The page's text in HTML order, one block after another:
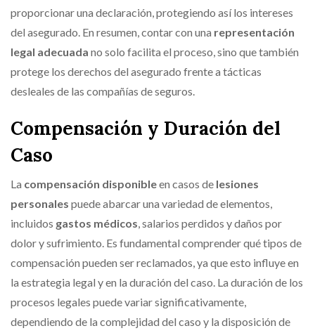
proporcionar una declaración, protegiendo así los intereses
del asegurado. En resumen, contar con una representación
legal adecuada no solo facilita el proceso, sino que también
protege los derechos del asegurado frente a tácticas
desleales de las compañías de seguros.
Compensación y Duración del
Caso
La compensación disponibleen casos de lesiones
personales puede abarcar una variedad de elementos,
incluidos gastos médicos , salarios perdidos y daños por
dolor y sufrimiento. Es fundamental comprender qué tipos de
compensación pueden ser reclamados, ya que esto influye en
la estrategia legal y en la duración del caso. La duración de los
procesos legales puede variar significativamente,
dependiendo de la complejidad del caso y la disposición de